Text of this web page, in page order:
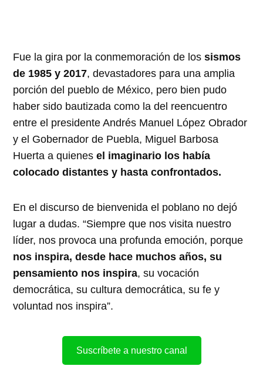
Fue la gira por la conmemoración de lossismos
de 1985 y 2017, devastadores para una amplia
porción del pueblo de México, pero bien pudo
haber sido bautizada como la del reencuentro
entre el presidente Andrés Manuel López Obrador
y el Gobernador de Puebla, Miguel Barbosa
Huerta a quienes el imaginario los había
colocado distantes y hasta confrontados.
En el discurso de bienvenida el poblano no dejó
lugar a dudas. “Siempre que nos visita nuestro
líder, nos provoca una profunda emoción, porque
nos inspira, desde hace muchos años, su
pensamiento nos inspira, su vocación
democrática, su cultura democrática, su fe y
voluntad nos inspira”.
Suscríbete a nuestro canal